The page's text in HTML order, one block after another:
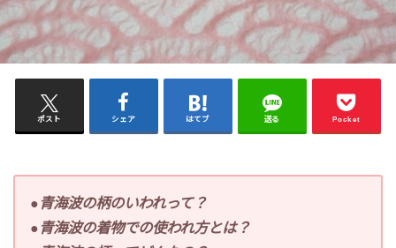
ポスト シェア はてブ 送る Pocket
●青海波の柄のいわれって？
●青海波の着物での使われ方とは？